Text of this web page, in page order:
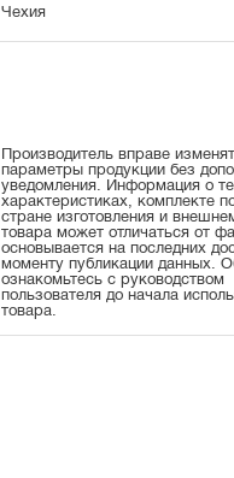
Чехия
Производитель вправе
параметры продукции без
уведомления. Информация о
характеристиках, комплекте
стране изготовления и
товара может отличаться от
основывается на последних
моменту публикации данных.
ознакомьтесь с руководством
пользователя до начала
товара.